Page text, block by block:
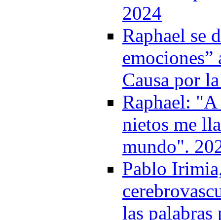
2024
Raphael se
Causa por
Raphael:
nietos me
mundo".
Pablo
las